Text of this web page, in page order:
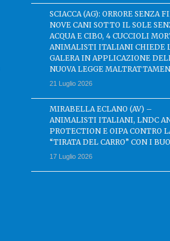
SCIACCA (AG): ORRORE SENZA
NOVE CANI SOTTO IL SOLE
ACQUA E CIBO, 4 CUCCIOLI
ANIMALISTI ITALIANI CHIEDE
GALERA IN APPLICAZIONE
NUOVA LEGGE
21 Luglio 2026
MIRABELLA ECLANO (AV) –
ANIMALISTI ITALIANI, LNDC
PROTECTION E OIPA CONTRO
“TIRATA DEL CARRO” CON I
17 Luglio 2026